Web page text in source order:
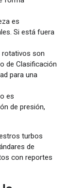
es
Si está fuera
son
de Clasificación
para una
es
de presión,
turbos
de
con reportes